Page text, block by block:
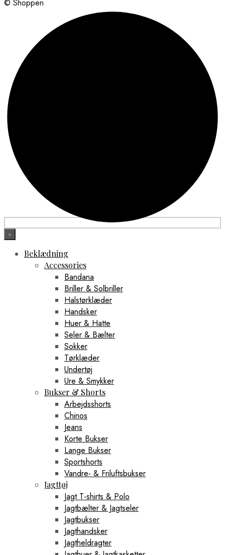
© Shoppen
×
Beklædning
Accessories
Bandana
Briller & Solbriller
Halstørklæder
Handsker
Huer & Hatte
Seler & Bælter
Sokker
Tørklæder
Undertøj
Ure & Smykker
Bukser & Shorts
Arbejdsshorts
Chinos
Jeans
Korte Bukser
Lange Bukser
Sportshorts
Vandre- & Friluftsbukser
Jagttøj
Jagt T-shirts & Polo
Jagtbælter & Jagtseler
Jagtbukser
Jagthandsker
Jagtheldragter